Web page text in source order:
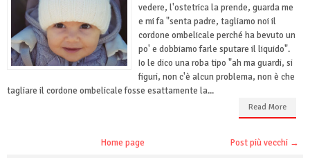
vedere, l'ostetrica la prende, guarda me
e mi fa "senta padre, tagliamo noi il
cordone ombelicale perché ha bevuto un
po' e dobbiamo farle sputare il liquido".
Io le dico una roba tipo "ah ma guardi, si
figuri, non c'è alcun problema, non è che
tagliare il cordone ombelicale fosse esattamente la...
Read More
Post più vecchi →
Home page